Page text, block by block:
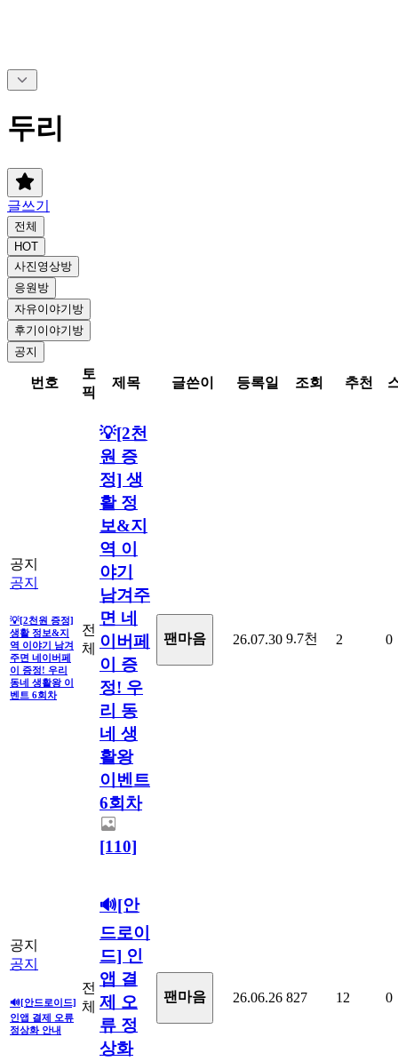
두리
글쓰기
전체
HOT
사진영상방
응원방
자유이야기방
후기이야기방
공지
번호
토
픽
제목 글쓴이 등록일 조회 추천
공지
공지
💡[2천원 증정]
생활 정보&지
역 이야기 남겨
주면 네이버페
이 증정! 우리
동네 생활왕 이
벤트 6회차
전
체
💡[2천
원 증
정] 생
활 정
보&지
역 이
야기
남겨주
면 네
이버페
이 증
정! 우
리 동
네 생
활왕
이벤트
6회차
[110]
팬마음ㅤ 26.07.30 9.7천 2 0
공지
공지
🔊[안드로이드]
인앱 결제 오류
정상화 안내
전
체
🔊[안
드로이
드] 인
앱 결
제 오
류 정
상화
팬마음ㅤ 26.06.26 827 12 0